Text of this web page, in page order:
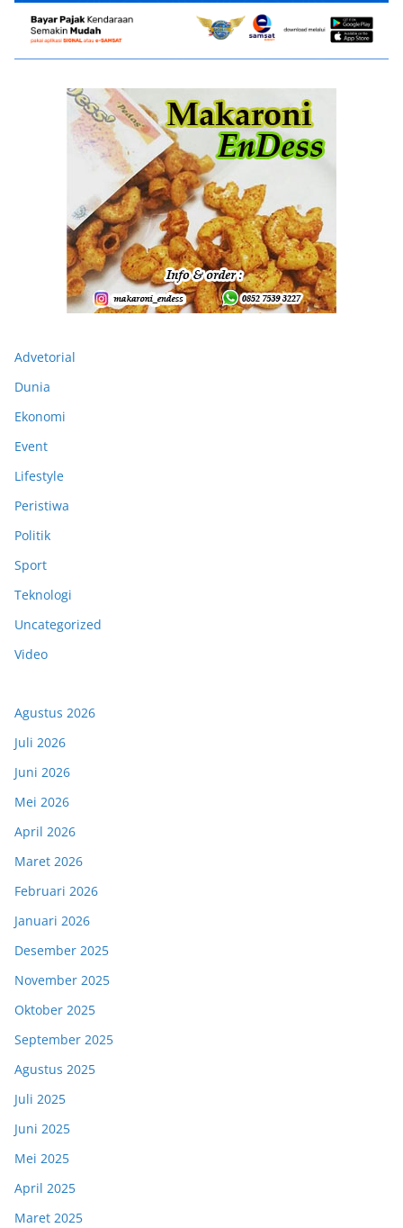
Advetorial
Dunia
Ekonomi
Event
Lifestyle
Peristiwa
Politik
Sport
Teknologi
Uncategorized
Video
Agustus 2026
Juli 2026
Juni 2026
Mei 2026
April 2026
Maret 2026
Februari 2026
Januari 2026
Desember 2025
November 2025
Oktober 2025
September 2025
Agustus 2025
Juli 2025
Juni 2025
Mei 2025
April 2025
Maret 2025